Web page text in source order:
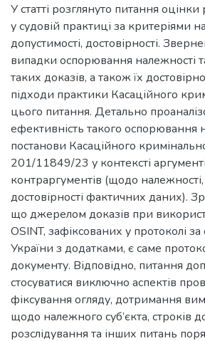
У статті розглянуто питання оцінки
у судовій практиці за критеріями
допустимості, достовірності.
випадки оспорювання належності
таких доказів, а також їх
підходи практики Касаційного
цього питання. Детально
ефективність такого оспорювання
постанови Касаційного
201/11849/23 у контексті
контраргументів (щодо належності,
достовірності фактичних даних).
що джерелом доказів при
OSINT, зафіксованих у протоколі
України з додатками, є саме
документу. Відповідно, питання
стосуватися виключно аспектів
фіксування огляду, дотримання
щодо належного суб’єкта, строків
розслідування та інших питань